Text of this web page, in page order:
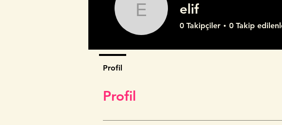
Profil
elif elif
0 Takipçiler 0 Takip
Profil